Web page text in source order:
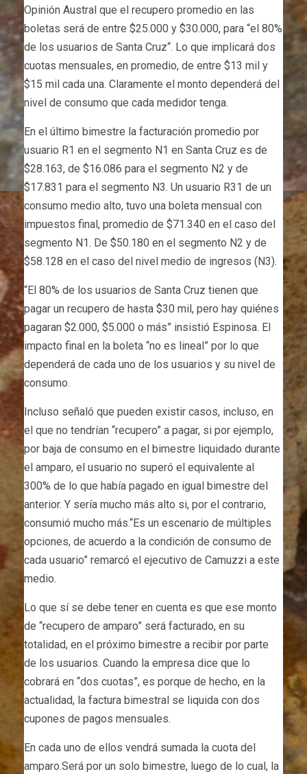
Opinión Austral que el recupero promedio en las
boletas será de entre $25.000 y $30.000, para “el 80%
de los usuarios de Santa Cruz“. Lo que implicará dos
cuotas mensuales, en promedio, de entre $13 mil y
$15 mil cada una. Claramente el monto dependerá del
nivel de consumo que cada medidor tenga.
En el último bimestre la facturación promedio por
usuario R1 en el segmento N1 en Santa Cruz es de
$28.163, de $16.086 para el segmento N2 y de
$17.831 para el segmento N3. Un usuario R31 de un
consumo medio alto, tuvo una boleta mensual con
impuestos final, promedio de $71.340 en el caso del
segmento N1. De $50.180 en el segmento N2 y de
$58.128 en el caso del nivel medio de ingresos (N3).
“El 80% de los usuarios de Santa Cruz tienen que
pagar un recupero de hasta $30 mil, pero hay quiénes
pagaran $2.000, $5.000 o más” insistió Espinosa. El
impacto final en la boleta “no es lineal” por lo que
dependerá de cada uno de los usuarios y su nivel de
consumo.
Incluso señaló que pueden existir casos, incluso, en
el que no tendrían “recupero” a pagar, si por ejemplo,
por baja de consumo en el bimestre liquidado durante
el amparo, el usuario no superó el equivalente al
300% de lo que había pagado en igual bimestre del
anterior. Y sería mucho más alto si, por el contrario,
consumió mucho más.“Es un escenario de múltiples
opciones, de acuerdo a la condición de consumo de
cada usuario” remarcó el ejecutivo de Camuzzi a este
medio.
Lo que sí se debe tener en cuenta es que ese monto
de “recupero de amparo” será facturado, en su
totalidad, en el próximo bimestre a recibir por parte
de los usuarios. Cuando la empresa dice que lo
cobrará en “dos cuotas”, es porque de hecho, en la
actualidad, la factura bimestral se liquida con dos
cupones de pagos mensuales.
En cada uno de ellos vendrá sumada la cuota del
amparo.Será por un solo bimestre, luego de lo cual, la